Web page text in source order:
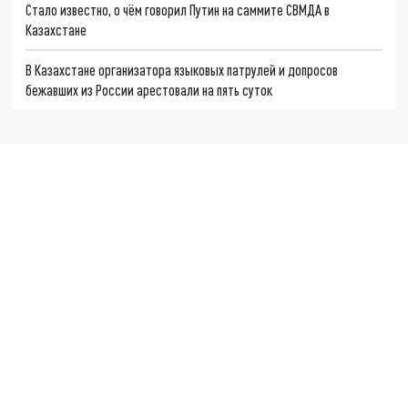
Стало известно, о чём говорил Путин на саммите СВМДА в
Казахстане
В Казахстане организатора языковых патрулей и допросов
бежавших из России арестовали на пять суток